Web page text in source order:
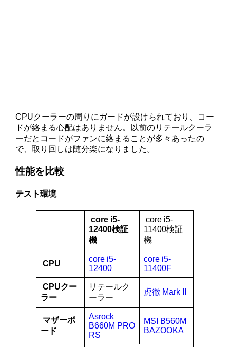
CPUクーラーの周りにガードが設けられており、コー
ドが絡まる心配はありません。以前のリテールクーラ
ーだとコードがファンに絡まることが多々あったの
で、取り回しは随分楽になりました。
性能を比較
テスト環境
core i5-
12400検証
機
core i5-
11400検証
機
CPU
core i5-
12400
core i5-
11400F
CPUクー
ラー
リテールク
ーラー
虎徹 Mark II
マザーボ
ード
Asrock
B660M PRO
RS
MSI B560M
BAZOOKA